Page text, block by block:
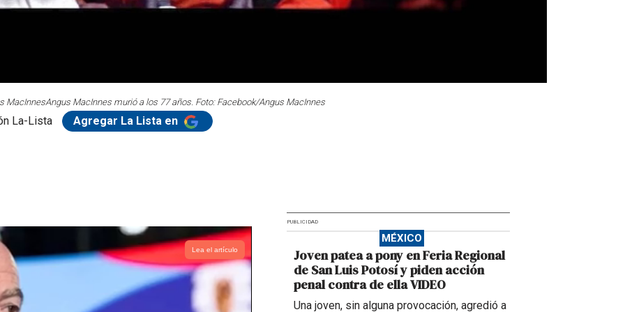
MacInnesAngus MacInnes murió a los 77 años. Foto: Facebook/Angus MacInnes
La-Lista Agregar La Lista en
Lea el artículo
PUBLICIDAD
MÉXICO
Joven patea a pony en Feria Regional
de San Luis Potosí y piden acción
penal contra de ella VIDEO
Una joven, sin alguna provocación, agredió a